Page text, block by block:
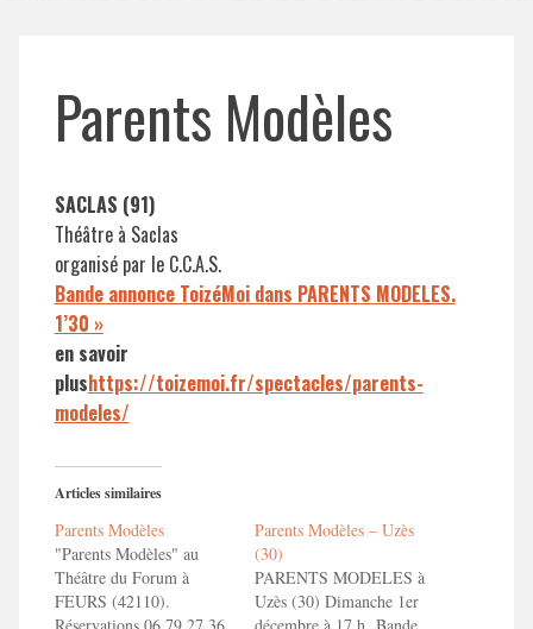
Parents Modèles
SACLAS (91)
Théâtre à Saclas
organisé par le C.C.A.S.
Bande annonce ToizéMoi dans PARENTS MODELES.
1’30 »
en savoir
plushttps://toizemoi.fr/spectacles/parents-
modeles/
Articles similaires
Parents Modèles
"Parents Modèles" au
Théâtre du Forum à
FEURS (42110).
Parents Modèles – Uzès
(30)
PARENTS MODELES à
Uzès (30) Dimanche 1er